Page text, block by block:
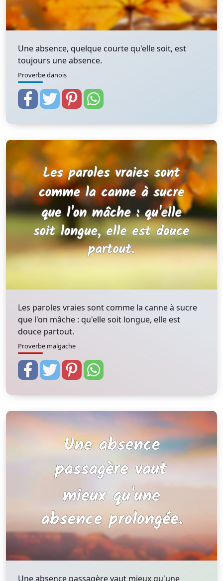
Une absence, quelque courte qu'elle soit, est
toujours une absence.
Proverbe danois
Les paroles vraies sont comme la canne à sucre
que l'on mâche : qu'elle soit longue, elle est
douce partout.
Proverbe malgache
Une absence passagère vaut mieux qu'une